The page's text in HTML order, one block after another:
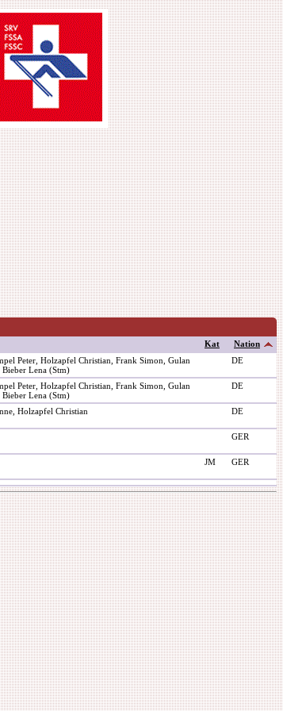
Kat
Nation
Peter, Holzapfel Christian, Frank Simon, Gulan
Lena (Stm)
DE
Peter, Holzapfel Christian, Frank Simon, Gulan
Lena (Stm)
DE
Holzapfel Christian DE
GER
JM GER